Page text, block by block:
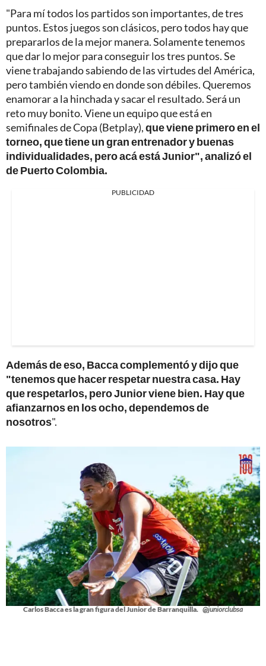
"Para mí todos los partidos son importantes, de tres
puntos. Estos juegos son clásicos, pero todos hay que
prepararlos de la mejor manera. Solamente tenemos
que dar lo mejor para conseguir los tres puntos. Se
viene trabajando sabiendo de las virtudes del América,
pero también viendo en donde son débiles. Queremos
enamorar a la hinchada y sacar el resultado. Será un
reto muy bonito. Viene un equipo que está en
semifinales de Copa (Betplay),que viene primero en el
torneo, que tiene un gran entrenador y buenas
individualidades, pero acá está Junior", analizó el
de Puerto Colombia.
PUBLICIDAD
Además de eso, Bacca complementó y dijo que
"tenemos que hacer respetar nuestra casa. Hay
que respetarlos, pero Junior viene bien. Hay que
afianzarnos en los ocho, dependemos de
nosotros".
Carlos Bacca es la gran figura del Junior de Barranquilla. @juniorclubsa